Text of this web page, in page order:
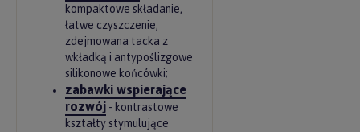
kompaktowe składanie,
łatwe czyszczenie,
zdejmowana tacka z
wkładką i antypoślizgowe
silikonowe końcówki;
zabawki wspierające
rozwój - kontrastowe
kształty stymulujące